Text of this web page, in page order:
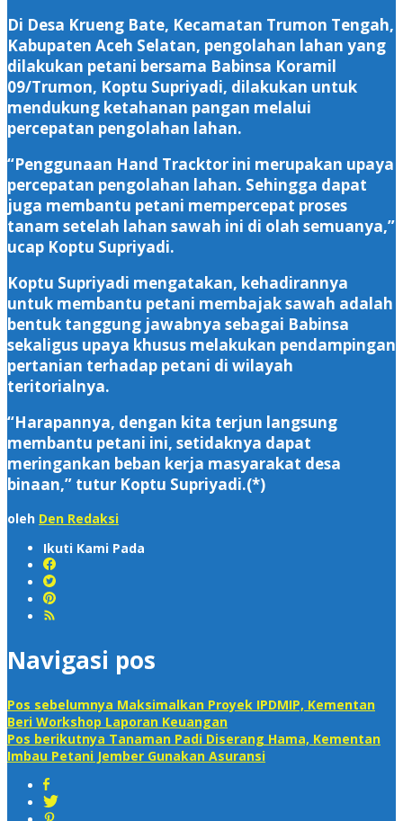
Di Desa Krueng Bate, Kecamatan Trumon Tengah,
Kabupaten Aceh Selatan, pengolahan lahan yang
dilakukan petani bersama Babinsa Koramil
09/Trumon, Koptu Supriyadi, dilakukan untuk
mendukung ketahanan pangan melalui
percepatan pengolahan lahan.
“Penggunaan Hand Tracktor ini merupakan upaya
percepatan pengolahan lahan. Sehingga dapat
juga membantu petani mempercepat proses
tanam setelah lahan sawah ini di olah semuanya,”
ucap Koptu Supriyadi.
Koptu Supriyadi mengatakan, kehadirannya
untuk membantu petani membajak sawah adalah
bentuk tanggung jawabnya sebagai Babinsa
sekaligus upaya khusus melakukan pendampingan
pertanian terhadap petani di wilayah
teritorialnya.
“Harapannya, dengan kita terjun langsung
membantu petani ini, setidaknya dapat
meringankan beban kerja masyarakat desa
binaan,” tutur Koptu Supriyadi.(*)
oleh Den Redaksi
Ikuti Kami Pada
Navigasi pos
Pos sebelumnya Maksimalkan Proyek IPDMIP, Kementan
Beri Workshop Laporan Keuangan
Pos berikutnya Tanaman Padi Diserang Hama, Kementan
Imbau Petani Jember Gunakan Asuransi